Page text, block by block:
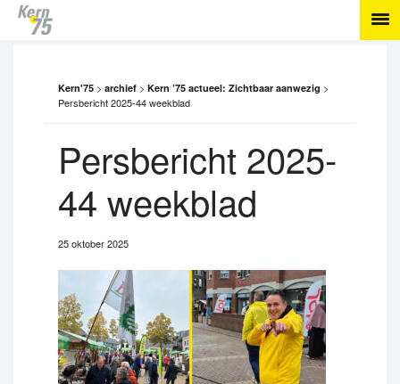
Kern'75 > archief > Kern ’75 actueel: Zichtbaar aanwezig >
Persbericht 2025-44 weekblad
Persbericht 2025-
44 weekblad
25 oktober 2025